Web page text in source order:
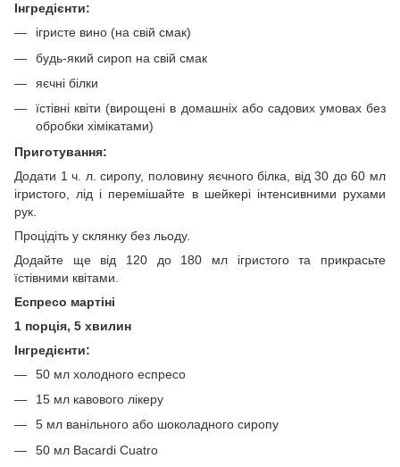
Інгредієнти:
ігристе вино (на свій смак)
будь-який сироп на свій смак
яєчні білки
їстівні квіти (вирощені в домашніх або садових умовах без
обробки хімікатами)
Приготування:
Додати 1 ч. л. сиропу, половину яєчного білка, від 30 до 60 мл
ігристого, лід і перемішайте в шейкері інтенсивними рухами
рук.
Процідіть у склянку без льоду.
Додайте ще від 120 до 180 мл ігристого та прикрасьте
їстівними квітами.
Еспресо мартіні
1 порція, 5 хвилин
Інгредієнти:
50 мл холодного еспресо
15 мл кавового лікеру
5 мл ванільного або шоколадного сиропу
50 мл Bacardi Cuatro